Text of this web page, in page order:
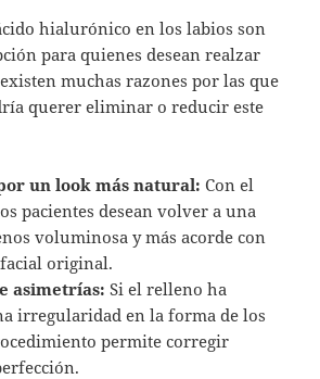
hialurónico en los labios son
para quienes desean realzar
muchas razones por las que
querer eliminar o reducir este
un look más natural: Con el
pacientes desean volver a una
voluminosa y más acorde con
original.
asimetrías: Si el relleno ha
irregularidad en la forma de los
permite corregir